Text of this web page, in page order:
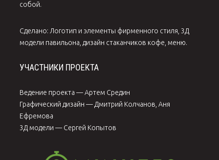
собой.
Сделано: Логотип и элементы фирменного стиля, 3Д
модели павильона, дизайн стаканчиков кофе, меню.
УЧАСТНИКИ ПРОЕКТА
Ведение проекта — Артем Средин
Графический дизайн — Дмитрий Колчанов, Аня
Ефремова
3Д модели — Сергей Копытов